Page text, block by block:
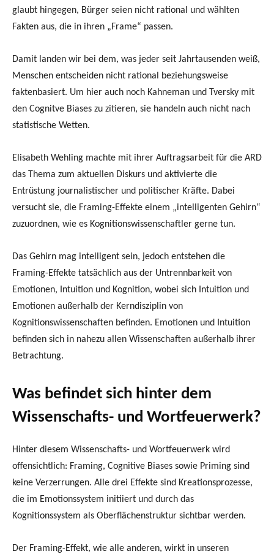
glaubt hingegen, Bürger seien nicht rational und wählten
Fakten aus, die in ihren „Frame“ passen.
Damit landen wir bei dem, was jeder seit Jahrtausenden weiß,
Menschen entscheiden nicht rational beziehungsweise
faktenbasiert. Um hier auch noch Kahneman und Tversky mit
den Cognitve Biases zu zitieren, sie handeln auch nicht nach
statistische Wetten.
Elisabeth Wehling machte mit ihrer Auftragsarbeit für die ARD
das Thema zum aktuellen Diskurs und aktivierte die
Entrüstung journalistischer und politischer Kräfte. Dabei
versucht sie, die Framing-Effekte einem „intelligenten Gehirn“
zuzuordnen, wie es Kognitionswissenschaftler gerne tun.
Das Gehirn mag intelligent sein, jedoch entstehen die
Framing-Effekte tatsächlich aus der Untrennbarkeit von
Emotionen, Intuition und Kognition, wobei sich Intuition und
Emotionen außerhalb der Kerndisziplin von
Kognitionswissenschaften befinden. Emotionen und Intuition
befinden sich in nahezu allen Wissenschaften außerhalb ihrer
Betrachtung.
Was befindet sich hinter dem
Wissenschafts- und Wortfeuerwerk?
Hinter diesem Wissenschafts- und Wortfeuerwerk wird
offensichtlich: Framing, Cognitive Biases sowie Priming sind
keine Verzerrungen. Alle drei Effekte sind Kreationsprozesse,
die im Emotionssystem initiiert und durch das
Kognitionssystem als Oberflächenstruktur sichtbar werden.
Der Framing-Effekt, wie alle anderen, wirkt in unseren